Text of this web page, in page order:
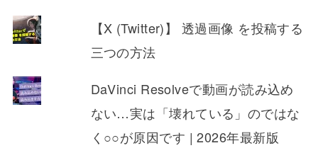
【X (Twitter)】 透過画像 を投稿する
三つの方法
DaVinci Resolveで動画が読み込め
ない…実は「壊れている」のではな
く○○が原因です | 2026年最新版